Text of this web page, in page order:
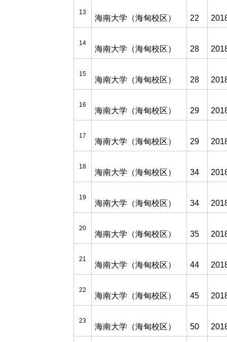
13
海南大学（海甸校区） 22
14
海南大学（海甸校区） 28
15
海南大学（海甸校区） 28
16
海南大学（海甸校区） 29
17
海南大学（海甸校区） 29
18
海南大学（海甸校区） 34
19
海南大学（海甸校区） 34
20
海南大学（海甸校区） 35
21
海南大学（海甸校区） 44
22
海南大学（海甸校区） 45
23
海南大学（海甸校区） 50